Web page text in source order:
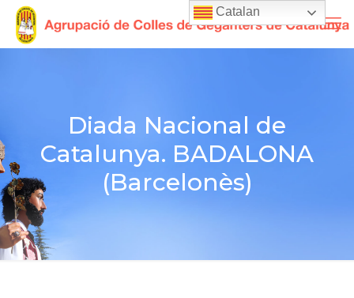
Diada Nacional de
Catalunya. BADALONA
(Barcelonès)
Catalan